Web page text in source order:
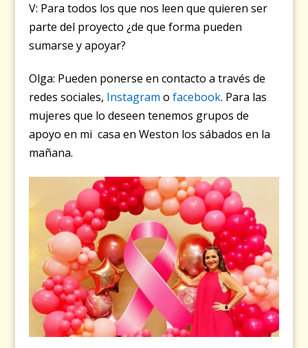
V: Para todos los que nos leen que quieren ser
parte del proyecto ¿de que forma pueden
sumarse y apoyar?
Olga: Pueden ponerse en contacto a través de
redes sociales, Instagram ofacebook. Para las
mujeres que lo deseen tenemos grupos de
apoyo en mi casa en Weston los sábados en la
mañana.